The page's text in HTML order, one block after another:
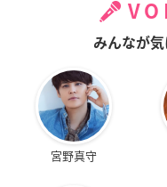
みんなが
宮野真守